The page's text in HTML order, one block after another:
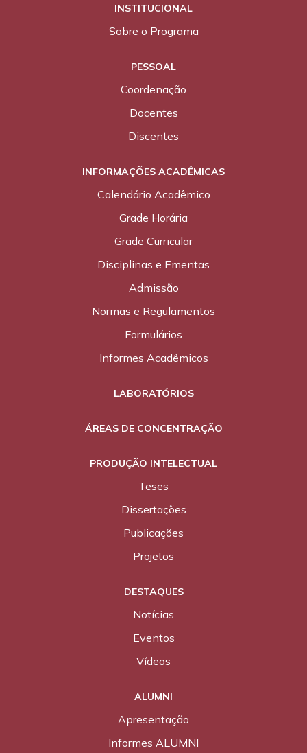
INSTITUCIONAL
Sobre o Programa
PESSOAL
Coordenação
Docentes
Discentes
INFORMAÇÕES ACADÊMICAS
Calendário Acadêmico
Grade Horária
Grade Curricular
Disciplinas e Ementas
Admissão
Normas e Regulamentos
Formulários
Informes Acadêmicos
LABORATÓRIOS
ÁREAS DE CONCENTRAÇÃO
PRODUÇÃO INTELECTUAL
Teses
Dissertações
Publicações
Projetos
DESTAQUES
Notícias
Eventos
Vídeos
ALUMNI
Apresentação
Informes ALUMNI